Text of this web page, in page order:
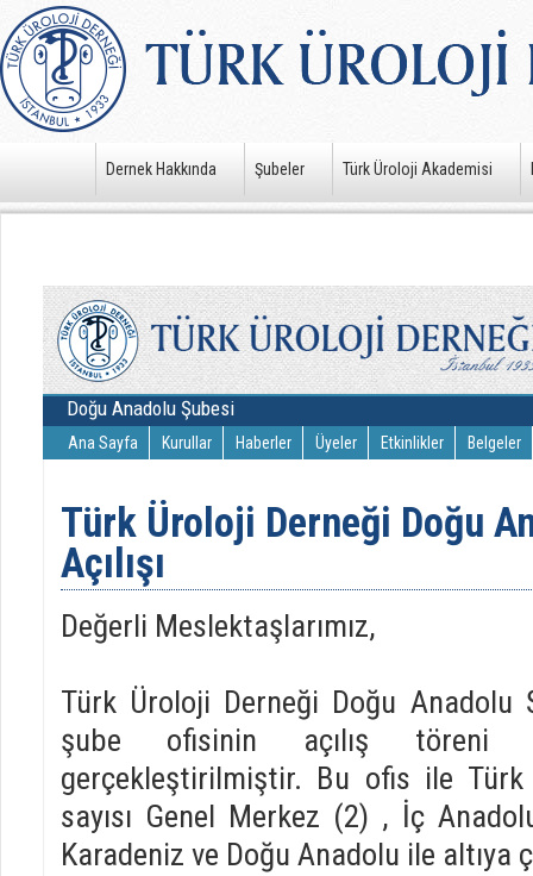
Dernek Hakkında Şubeler Türk Üroloji Akademisi
Doğu Anadolu Şubesi
Ana Sayfa Kurullar Haberler Üyeler Etkinlikler Belgeler
Türk Üroloji Derneği Doğu
Açılışı
Değerli Meslektaşlarımız,
Türk Üroloji Derneği Doğu Anadolu
şube ofisinin açılış töreni
gerçekleştirilmiştir. Bu ofis ile Türk
sayısı Genel Merkez (2) , İç
Karadeniz ve Doğu Anadolu ile altıya